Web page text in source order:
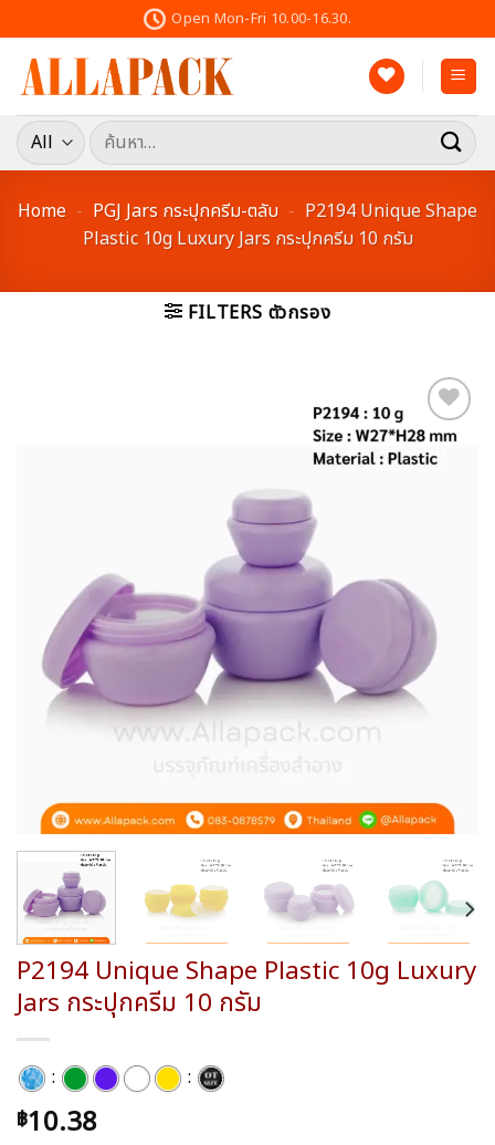
to
content
Open Mon-Fri 10.00-16.30.
ค้นหา:
Home - PGJ Jars กระปุกครีม-ตลับ - P2194 Unique Shape
Plastic 10g Luxury Jars กระปุกครีม 10 กรัม
FILTERS ตัวกรอง
P2194 Unique Shape Plastic 10g Luxury
Jars กระปุกครีม 10 กรัม
: :
฿10.38